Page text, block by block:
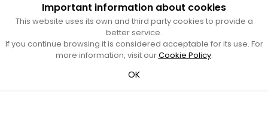
Cultura Mataró
Ajuntament de Mataró
C. de Sant Josep, 9 (Mataró, 08302)
Horari d'obertura: dilluns, dimecres i divendres de 10 a 13 h.
al telèfon al 93 758 23 61
Bústia ciutadana
Important information about cookies
This website uses its own and third party cookies to provide a
better service.
If you continue browsing it is considered acceptable for its use. For
more information, visit ourCookie Policy.
OK